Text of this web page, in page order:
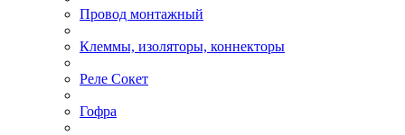
Провод монтажный
Клеммы, изоляторы, коннекторы
Реле Сокет
Гофра